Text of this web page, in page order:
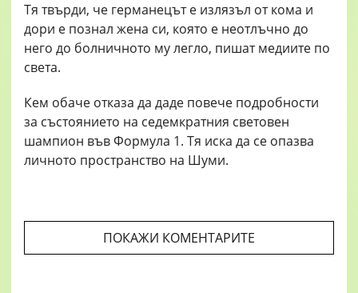
Тя твърди, че германецът е излязъл от кома и
дори е познал жена си, която е неотлъчно до
него до болничното му легло, пишат медиите по
света.
Кем обаче отказа да даде повече подробности
за състоянието на седемкратния световен
шампион във Формула 1. Тя иска да се опазва
личното пространство на Шуми.
ПОКАЖИ КОМЕНТАРИТЕ